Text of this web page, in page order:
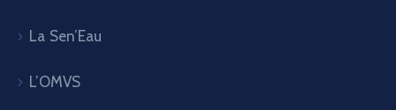
La Sen’Eau
L’OMVS